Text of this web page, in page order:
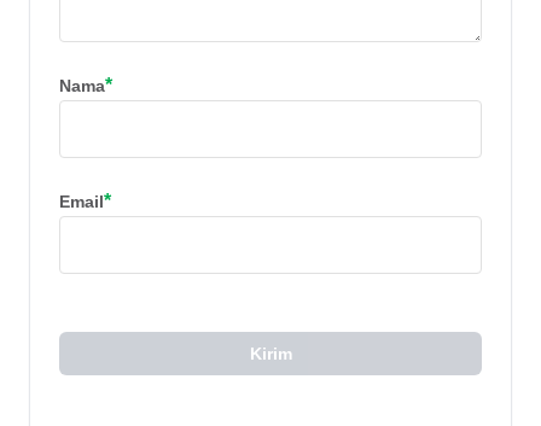
Nama*
Email*
Kirim